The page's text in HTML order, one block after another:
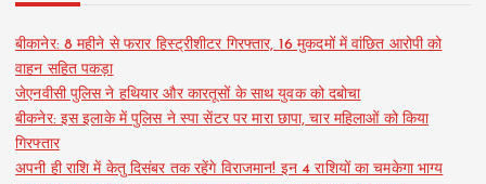
बीकानेर: 8 महीने से फरार हिस्ट्रीशीटर गिरफ्तार, 16 मुकदमों में वांछित आरोपी को
वाहन सहित पकड़ा
जेएनवीसी पुलिस ने हथियार और कारतूसों के साथ युवक को दबोचा
बीकनेर: इस इलाके में पुलिस ने स्पा सेंटर पर मारा छापा, चार महिलाओं को किया
गिरफ्तार
अपनी ही राशि में केतु दिसंबर तक रहेंगे विराजमान! इन 4 राशियों का चमकेगा भाग्य